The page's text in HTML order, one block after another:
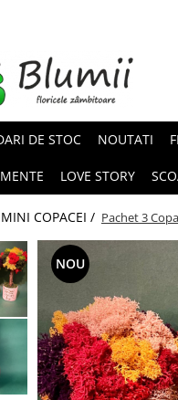
DE STOC NOUTATI
LOVE STORY
MINI COPACEI / Pachet 3
NOU